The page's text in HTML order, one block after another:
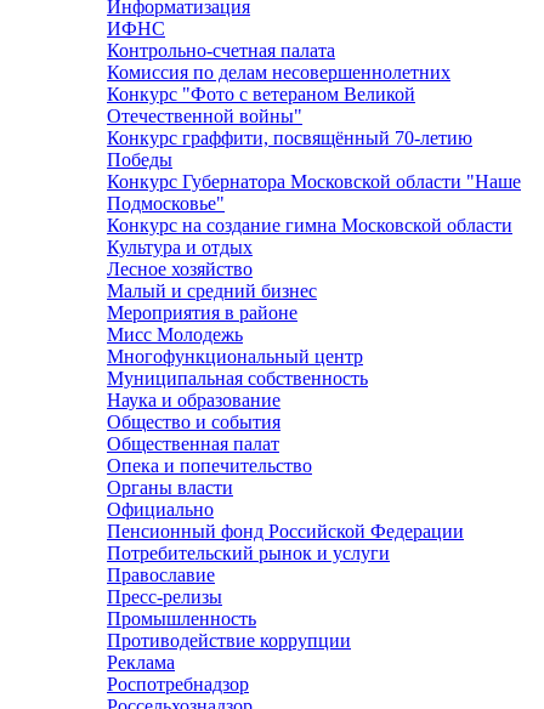
Информатизация
ИФНС
Контрольно-счетная палата
Комиссия по делам несовершеннолетних
Конкурс "Фото с ветераном Великой
Отечественной войны"
Конкурс граффити, посвящённый 70-летию
Победы
Конкурс Губернатора Московской области "Наше
Подмосковье"
Конкурс на создание гимна Московской области
Культура и отдых
Лесное хозяйство
Малый и средний бизнес
Мероприятия в районе
Мисс Молодежь
Многофункциональный центр
Муниципальная собственность
Наука и образование
Общество и события
Общественная палат
Опека и попечительство
Органы власти
Официально
Пенсионный фонд Российской Федерации
Потребительский рынок и услуги
Православие
Пресс-релизы
Промышленность
Противодействие коррупции
Реклама
Роспотребнадзор